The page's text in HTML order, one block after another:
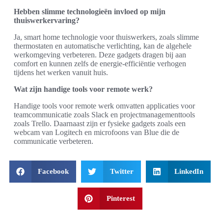
Hebben slimme technologieën invloed op mijn
thuiswerkervaring?
Ja, smart home technologie voor thuiswerkers, zoals slimme
thermostaten en automatische verlichting, kan de algehele
werkomgeving verbeteren. Deze gadgets dragen bij aan
comfort en kunnen zelfs de energie-efficiëntie verhogen
tijdens het werken vanuit huis.
Wat zijn handige tools voor remote werk?
Handige tools voor remote werk omvatten applicaties voor
teamcommunicatie zoals Slack en projectmanagementtools
zoals Trello. Daarnaast zijn er fysieke gadgets zoals een
webcam van Logitech en microfoons van Blue die de
communicatie verbeteren.
Facebook Twitter LinkedIn
Pinterest